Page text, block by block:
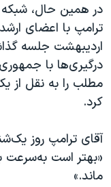
سفر پرزیدنت ترامپ
در همین حال،
اردیبهشت جلسه
درگیری‌ها با
مطلب را به نقل از
کرد.
آقای ترامپ روز
«بهتر است به‌سرعت
ماند.»